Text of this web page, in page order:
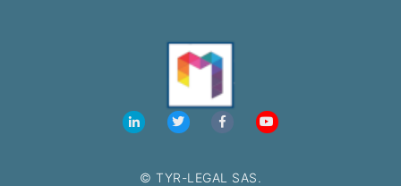
© TYR-LEGAL SAS.